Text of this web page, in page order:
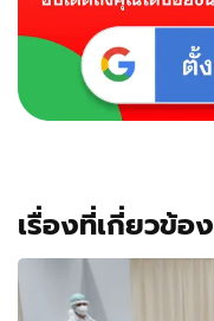
เรื่องที่เกี่ยวข้อง